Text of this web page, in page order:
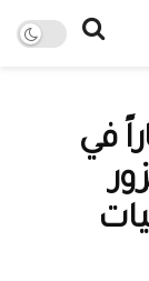
في